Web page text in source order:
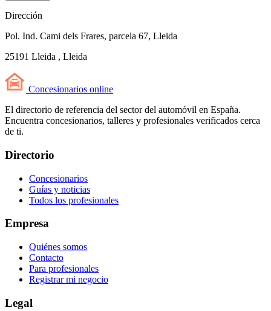
Dirección
Pol. Ind. Cami dels Frares, parcela 67, Lleida
25191 Lleida , Lleida
Concesionarios online
El directorio de referencia del sector del automóvil en España.
Encuentra concesionarios, talleres y profesionales verificados cerca
de ti.
Directorio
Concesionarios
Guías y noticias
Todos los profesionales
Empresa
Quiénes somos
Contacto
Para profesionales
Registrar mi negocio
Legal